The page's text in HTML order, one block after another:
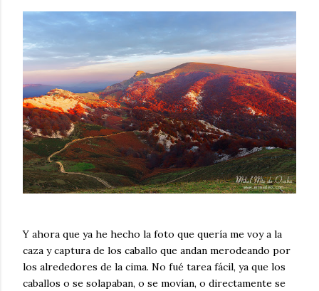
Y ahora que ya he hecho la foto que quería me voy a la
caza y captura de los caballo que andan merodeando por
los alrededores de la cima. No fué tarea fácil, ya que los
caballos o se solapaban, o se movían, o directamente se